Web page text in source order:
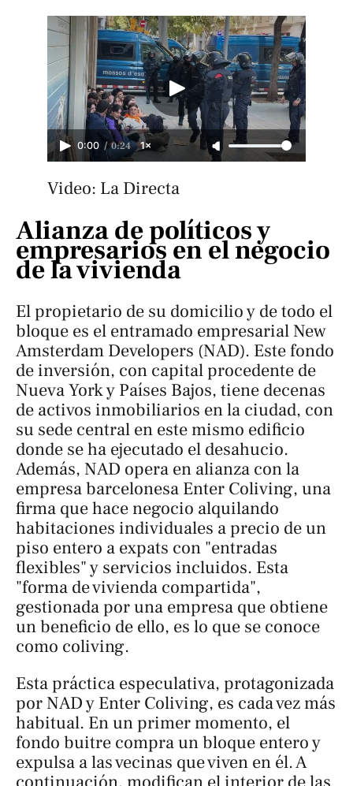
0:00 / 0:24 1×
Video: La Directa
Alianza de políticos y
empresarios en el negocio
de la vivienda
El propietario de su domicilio y de todo el
bloque es el entramado empresarial New
Amsterdam Developers (NAD). Este fondo
de inversión, con capital procedente de
Nueva York y Países Bajos, tiene decenas
de activos inmobiliarios en la ciudad, con
su sede central en este mismo edificio
donde se ha ejecutado el desahucio.
Además, NAD opera en alianza con la
empresa barcelonesa Enter Coliving, una
firma que hace negocio alquilando
habitaciones individuales a precio de un
piso entero a expats con "entradas
flexibles" y servicios incluidos. Esta
"forma de vivienda compartida",
gestionada por una empresa que obtiene
un beneficio de ello, es lo que se conoce
como coliving.
Esta práctica especulativa, protagonizada
por NAD y Enter Coliving, es cada vez más
habitual. En un primer momento, el
fondo buitre compra un bloque entero y
expulsa a las vecinas que viven en él. A